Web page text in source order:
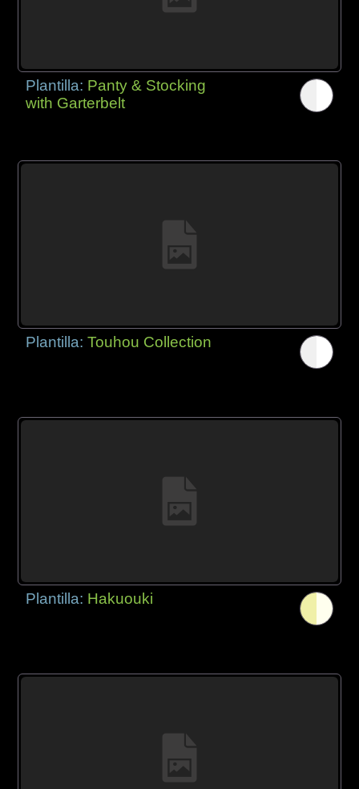
Plantilla: Panty & Stocking
with Garterbelt
Plantilla:Touhou Collection
Plantilla: Hakuouki